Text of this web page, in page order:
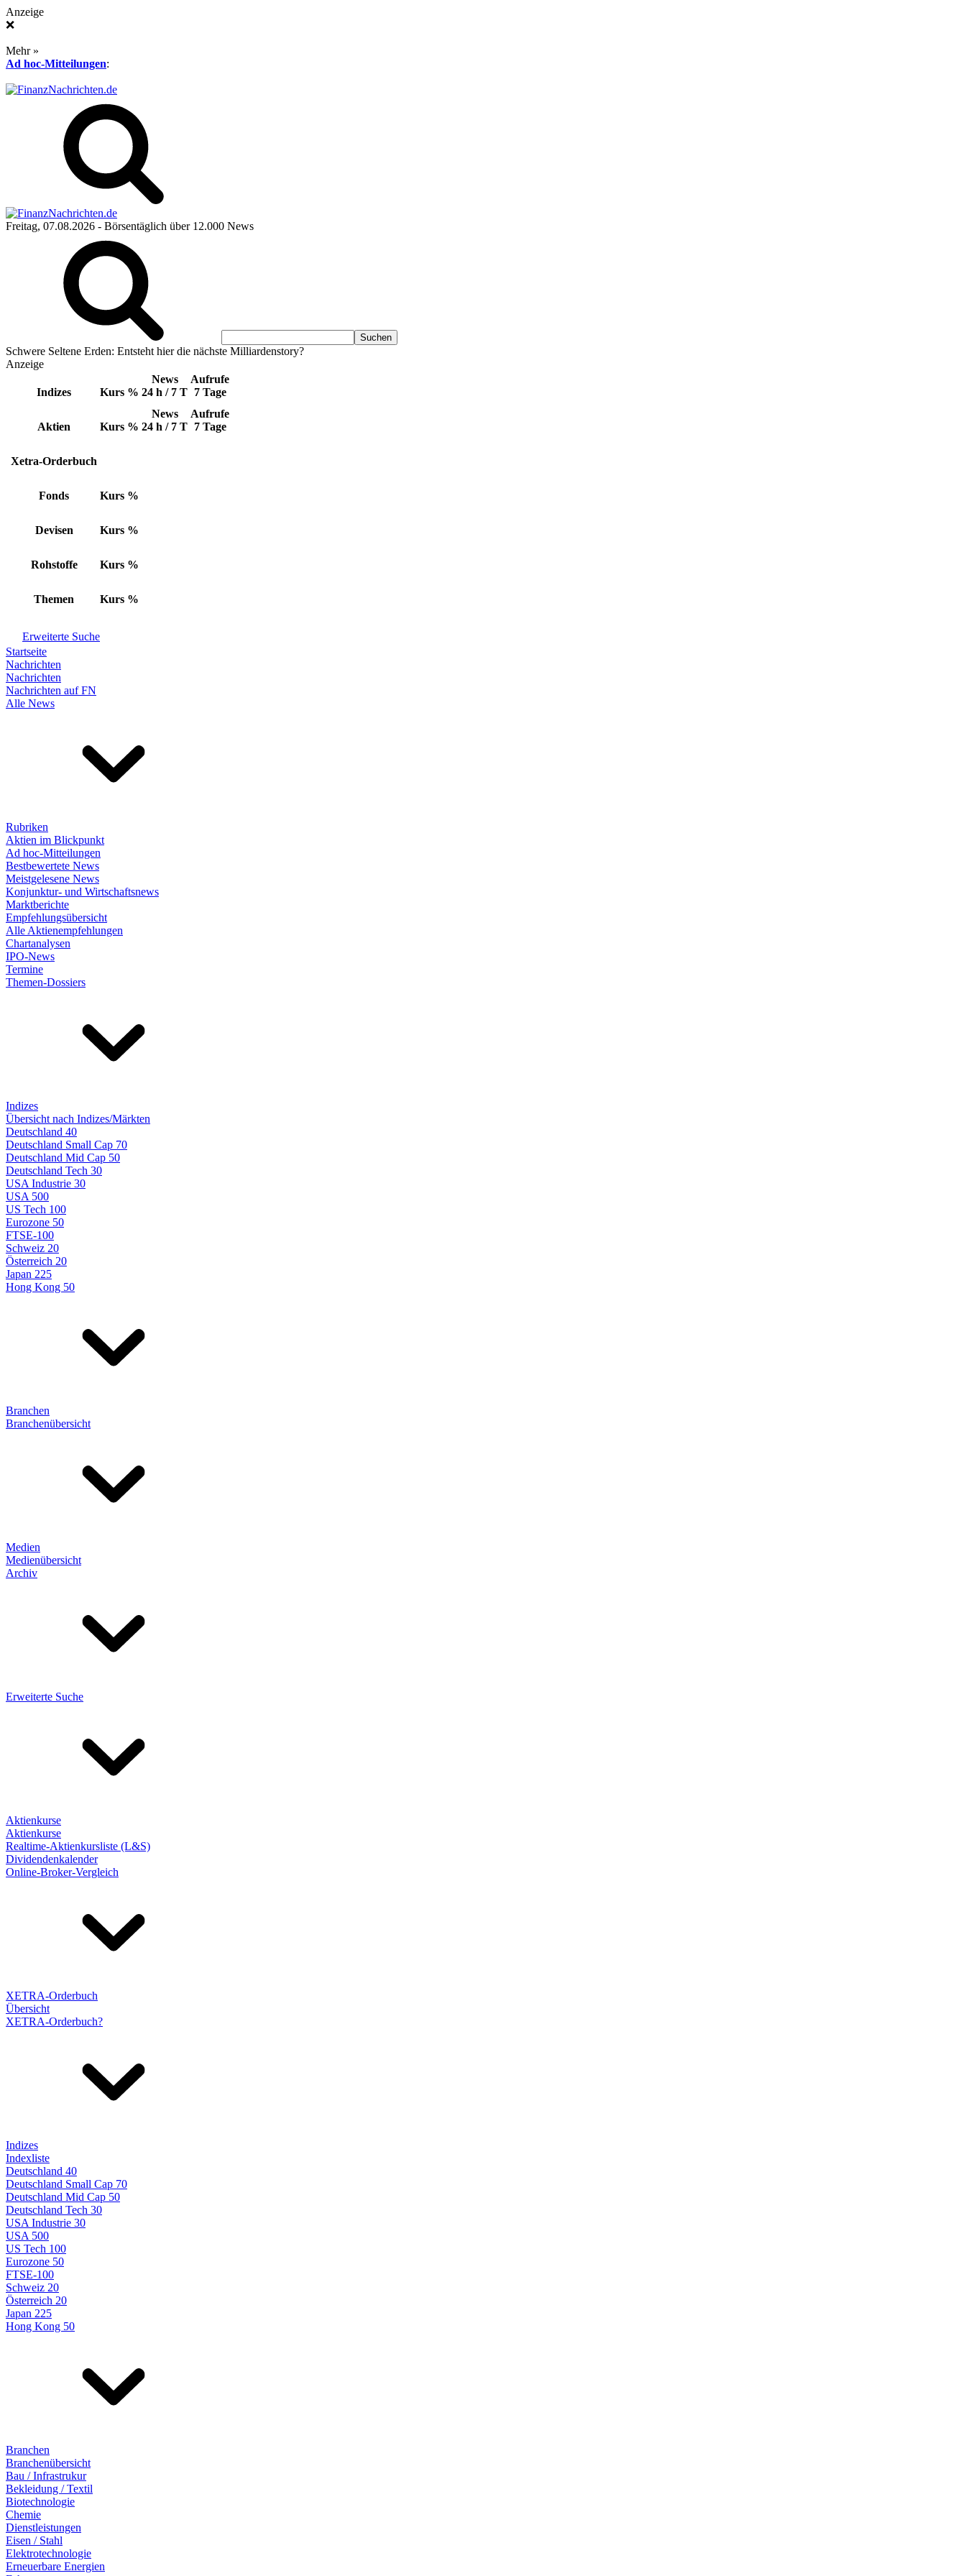
Anzeige
❌
Mehr »
Ad hoc-Mitteilungen:
Freitag, 07.08.2026 - Börsentäglich über 12.000 News
Schwere Seltene Erden: Entsteht hier die nächste Milliardenstory?
Anzeige
Indizes Kurs %
News
24 h / 7 T
Aufrufe
7 Tage
Aktien Kurs %
News
24 h / 7 T
Aufrufe
7 Tage
Xetra-Orderbuch
Fonds Kurs %
Devisen Kurs %
Rohstoffe Kurs %
Themen Kurs %
Erweiterte Suche
Startseite
Nachrichten
Nachrichten
Nachrichten auf FN
Alle News
Rubriken
Aktien im Blickpunkt
Ad hoc-Mitteilungen
Bestbewertete News
Meistgelesene News
Konjunktur- und Wirtschaftsnews
Marktberichte
Empfehlungsübersicht
Alle Aktienempfehlungen
Chartanalysen
IPO-News
Termine
Themen-Dossiers
Indizes
Übersicht nach Indizes/Märkten
Deutschland 40
Deutschland Small Cap 70
Deutschland Mid Cap 50
Deutschland Tech 30
USA Industrie 30
USA 500
US Tech 100
Eurozone 50
FTSE-100
Schweiz 20
Österreich 20
Japan 225
Hong Kong 50
Branchen
Branchenübersicht
Medien
Medienübersicht
Archiv
Erweiterte Suche
Aktienkurse
Aktienkurse
Realtime-Aktienkursliste (L&S)
Dividendenkalender
Online-Broker-Vergleich
XETRA-Orderbuch
Übersicht
XETRA-Orderbuch?
Indizes
Indexliste
Deutschland 40
Deutschland Small Cap 70
Deutschland Mid Cap 50
Deutschland Tech 30
USA Industrie 30
USA 500
US Tech 100
Eurozone 50
FTSE-100
Schweiz 20
Österreich 20
Japan 225
Hong Kong 50
Branchen
Branchenübersicht
Bau / Infrastrukur
Bekleidung / Textil
Biotechnologie
Chemie
Dienstleistungen
Eisen / Stahl
Elektrotechnologie
Erneuerbare Energien